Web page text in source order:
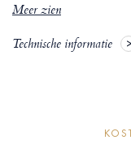
Meer zien
Technische informatie